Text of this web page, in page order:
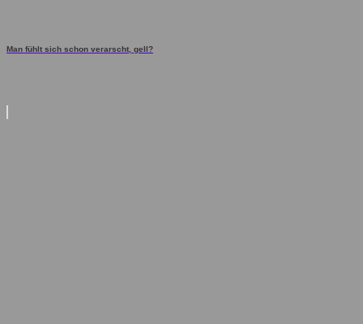
Man fühlt sich schon verarscht, gell?